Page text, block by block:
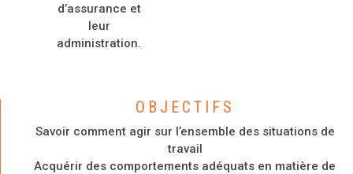
d’assurance et
leur
administration.
OBJECTIFS
Savoir comment agir sur l’ensemble des situations de
travail
Acquérir des comportements adéquats en matière de